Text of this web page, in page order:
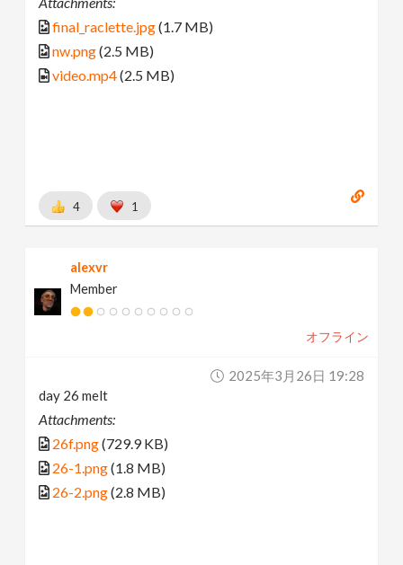
final_raclette.jpg(1.7 MB)
nw.png(2.5 MB)
video.mp4(2.5 MB)
4 1
alexvr
Member
オフライン
2025年3月26日 19:28
day 26 melt
Attachments:
26f.png(729.9 KB)
26-1.png(1.8 MB)
26-2.png(2.8 MB)